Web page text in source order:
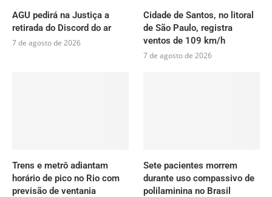
AGU pedirá na Justiça a
retirada do Discord do ar
7 de agosto de 2026
Cidade de Santos, no litoral
de São Paulo, registra
ventos de 109 km/h
7 de agosto de 2026
Trens e metrô adiantam
horário de pico no Rio com
previsão de ventania
Sete pacientes morrem
durante uso compassivo de
polilaminina no Brasil